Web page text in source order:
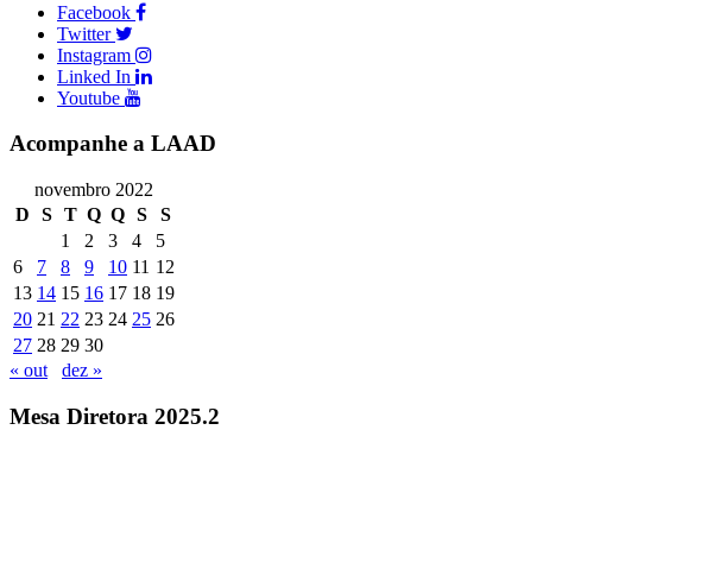
Facebook
Twitter
Instagram
Linked In
Youtube
Acompanhe a LAAD
novembro 2022
D
S T Q Q S
S
1
2 3 4
5
6
7 8 9 10 11 12
13 14 15 16 17 18 19
20 21 22 23 24 25 26
27 28 29 30
« out
dez »
Mesa Diretora 2025.2